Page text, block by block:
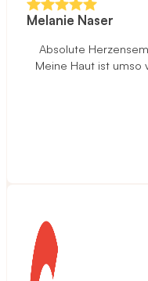
Melanie Naser
Absolute
Meine Haut ist